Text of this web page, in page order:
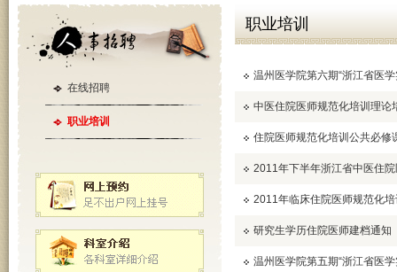
在线招聘
职业培训
职业培训
温州医学院第六期“浙江省医
中医住院医师规范化培训理论
住院医师规范化培训公共必修
2011年下半年浙江省中医住
2011年临床住院医师规范化
研究生学历住院医师建档通知
温州医学院第五期“浙江省医